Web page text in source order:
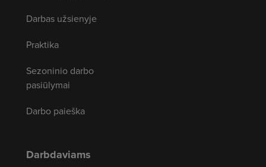
Darbas užsienyje
Praktika
Sezoninio darbo
pasiūlymai
Darbo paieška
Darbdaviams